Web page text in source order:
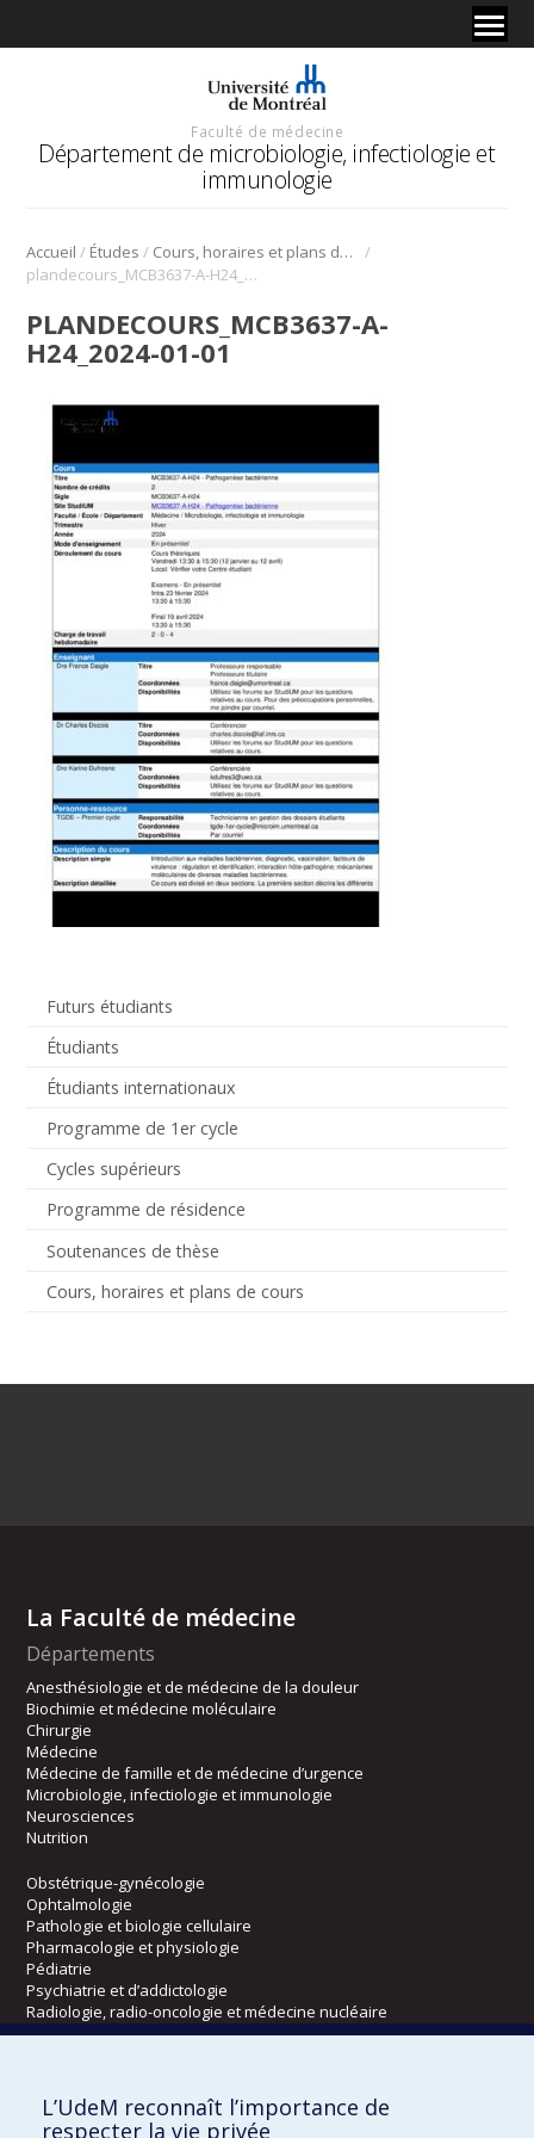
Faculté de médecine
Département de microbiologie, infectiologie et
immunologie
Accueil / Études / Cours, horaires et plans de cours
/
plandecours_MCB3637-A-H24_2024-01-01
Futurs étudiants
Étudiants
Étudiants internationaux
Programme de 1er cycle
Cycles supérieurs
Programme de résidence
Soutenances de thèse
Cours, horaires et plans de cours
PLANDECOURS_MCB3637-A-
H24_2024-01-01
La Faculté de médecine
Départements
Anesthésiologie et de médecine de la douleur
Biochimie et médecine moléculaire
Chirurgie
Médecine
Médecine de famille et de médecine d’urgence
Microbiologie, infectiologie et immunologie
Neurosciences
Nutrition
Obstétrique-gynécologie
Ophtalmologie
Pathologie et biologie cellulaire
Pharmacologie et physiologie
Pédiatrie
Psychiatrie et d’addictologie
Radiologie, radio-oncologie et médecine nucléaire
Kinésiologie et des sciences de l’activité physique
L’UdeM reconnaît l’importance de
respecter la vie privée